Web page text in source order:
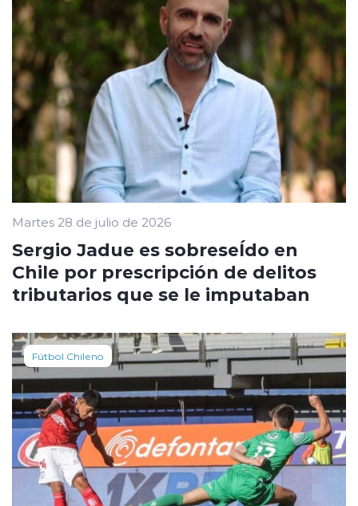
Martes 28 de julio de 2026
Sergio Jadue es sobreseÍdo en
Chile por prescripción de delitos
tributarios que se le imputaban
Fútbol Chileno